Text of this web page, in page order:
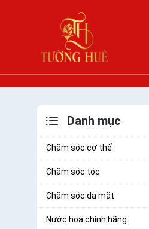
Danh mục
Chăm sóc cơ thể
Chăm sóc tóc
Chăm sóc da mặt
Nước hoa chính hãng